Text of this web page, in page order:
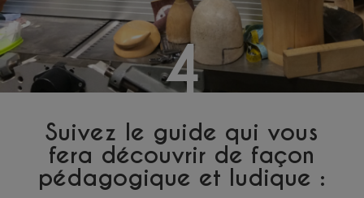
4
Suivez le guide qui vous
fera découvrir de façon
pédagogique et ludique :